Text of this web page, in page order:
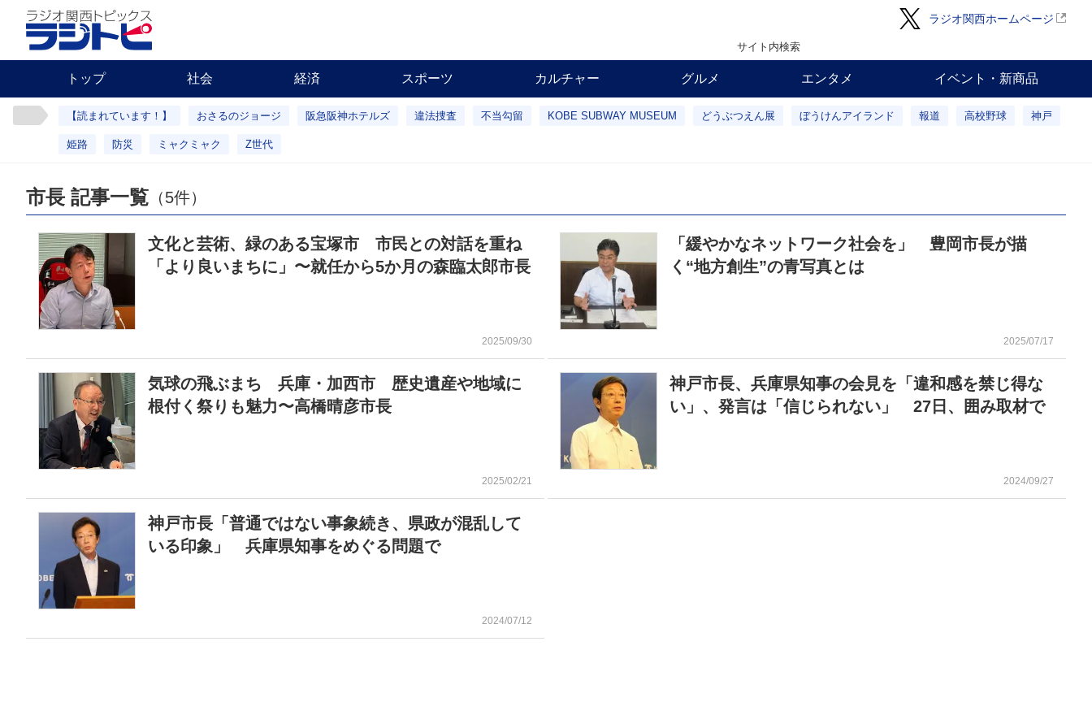
ラジオ関西ホームページ
サイト内検索
トップ 社会 経済 スポーツ カルチャー グルメ エンタメ イベント・新商品
【読まれています！】 おさるのジョージ 阪急阪神ホテルズ 違法捜査 不当勾留 KOBE SUBWAY MUSEUM どうぶつえん展 ぼうけんアイランド 報道 高校野球 神戸
姫路 防災 ミャクミャク Z世代
市長 記事一覧 （5件）
文化と芸術、緑のある宝塚市 市民との対話を重ね
「より良いまちに」〜就任から5か月の森臨太郎市長
2025/09/30
「緩やかなネットワーク社会を」 豊岡市長が描
く“地方創生”の青写真とは
2025/07/17
気球の飛ぶまち 兵庫・加西市 歴史遺産や地域に
根付く祭りも魅力〜高橋晴彦市長
2025/02/21
神戸市長、兵庫県知事の会見を「違和感を禁じ得な
い」、発言は「信じられない」 27日、囲み取材で
2024/09/27
神戸市長「普通ではない事象続き、県政が混乱して
いる印象」 兵庫県知事をめぐる問題で
2024/07/12